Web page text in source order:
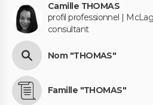
Camille THOMAS
profil professionnel |
consultant
Nom "THOMAS"
Famille "THOMAS"